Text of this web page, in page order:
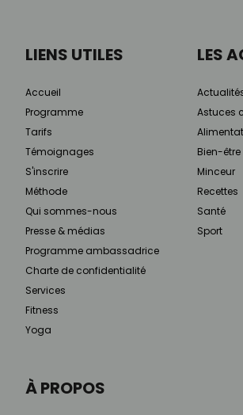
À PROPOS
LIENS UTILES
Accueil
Programme
Tarifs
Témoignages
S'inscrire
Méthode
Qui sommes-nous
Presse & médias
Programme ambassadrice
Charte de confidentialité
Services
Fitness
Yoga
LES
Astuces
Bien-être
Minceur
Recettes
Santé
Sport